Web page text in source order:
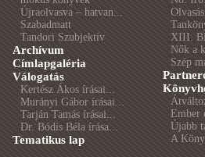
Újraolvasva – hatvan...
Szabadmatt
Tandori Szubjektív
Archívum
Címlapgaléria
Válogatás
Kertész Ákos írásai...
Murányi Gábor írásai...
Tarján Tamás írásai...
Dr. Bódis Béla írása...
Tematikus lap
XIII.
Nők a
Szép
Ember
Újabb
A